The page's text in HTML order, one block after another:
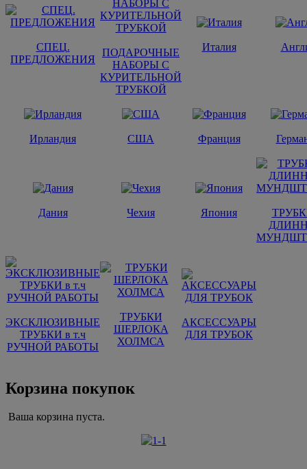
СПЕЦ.
ПРЕДЛОЖЕНИЯ
ПОДАРОЧНЫЕ
НАБОРЫ С
КУРИТЕЛЬНОЙ
ТРУБКОЙ
Италия
Ирландия США Франция
Дания Чехия Япония
ЭКСКЛЮЗИВНЫЕ
ТРУБКИ в т.ч
РУЧНОЙ РАБОТЫ
ТРУБКИ
ШЕРЛОКА
ХОЛМСА
АКСЕССУАРЫ
ДЛЯ ТРУБОК
Корзина покупок
Ваша корзина пуста.